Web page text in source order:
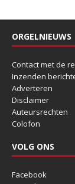
ORGELNIEUWS
Contact met de
Inzenden
Adverteren
Disclaimer
Auteursrechten
Colofon
VOLG ONS
Facebook